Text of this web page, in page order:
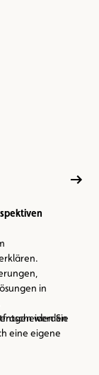
in
werden
Sie
eine eigene